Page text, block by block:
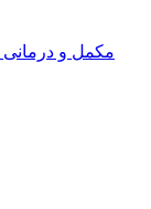
مکمل و